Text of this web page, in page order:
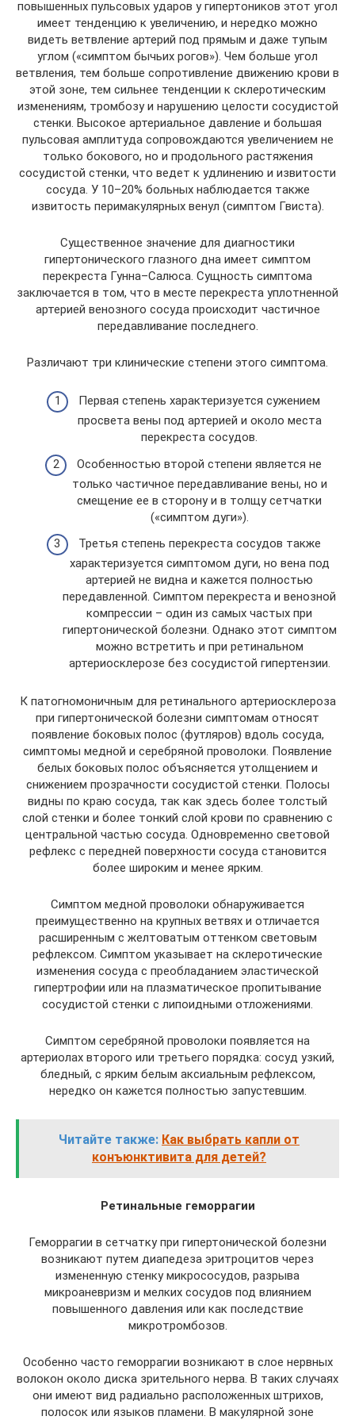
повышенных пульсовых ударов у гипертоников этот угол
имеет тенденцию к увеличению, и нередко можно
видеть ветвление артерий под прямым и даже тупым
углом («симптом бычьих рогов»). Чем больше угол
ветвления, тем больше сопротивление движению крови в
этой зоне, тем сильнее тенденции к склеротическим
изменениям, тромбозу и нарушению целости сосудистой
стенки. Высокое артериальное давление и большая
пульсовая амплитуда сопровождаются увеличением не
только бокового, но и продольного растяжения
сосудистой стенки, что ведет к удлинению и извитости
сосуда. У 10–20% больных наблюдается также
извитость перимакулярных венул (симптом Гвиста).
Существенное значение для диагностики
гипертонического глазного дна имеет симптом
перекреста Гунна–Салюса. Сущность симптома
заключается в том, что в месте перекреста уплотненной
артерией венозного сосуда происходит частичное
передавливание последнего.
Различают три клинические степени этого симптома.
Первая степень характеризуется сужением
просвета вены под артерией и около места
перекреста сосудов.
Особенностью второй степени является не
только частичное передавливание вены, но и
смещение ее в сторону и в толщу сетчатки
(«симптом дуги»).
Третья степень перекреста сосудов также
характеризуется симптомом дуги, но вена под
артерией не видна и кажется полностью
передавленной. Симптом перекреста и венозной
компрессии – один из самых частых при
гипертонической болезни. Однако этот симптом
можно встретить и при ретинальном
артериосклерозе без сосудистой гипертензии.
К патогномоничным для ретинального артериосклероза
при гипертонической болезни симптомам относят
появление боковых полос (футляров) вдоль сосуда,
симптомы медной и серебряной проволоки. Появление
белых боковых полос объясняется утолщением и
снижением прозрачности сосудистой стенки. Полосы
видны по краю сосуда, так как здесь более толстый
слой стенки и более тонкий слой крови по сравнению с
центральной частью сосуда. Одновременно световой
рефлекс с передней поверхности сосуда становится
более широким и менее ярким.
Симптом медной проволоки обнаруживается
преимущественно на крупных ветвях и отличается
расширенным с желтоватым оттенком световым
рефлексом. Симптом указывает на склеротические
изменения сосуда с преобладанием эластической
гипертрофии или на плазматическое пропитывание
сосудистой стенки с липоидными отложениями.
Симптом серебряной проволоки появляется на
артериолах второго или третьего порядка: сосуд узкий,
бледный, с ярким белым аксиальным рефлексом,
нередко он кажется полностью запустевшим.
Читайте также: Как выбрать капли от
конъюнктивита для детей?
Ретинальные геморрагии
Геморрагии в сетчатку при гипертонической болезни
возникают путем диапедеза эритроцитов через
измененную стенку микрососудов, разрыва
микроаневризм и мелких сосудов под влиянием
повышенного давления или как последствие
микротромбозов.
Особенно часто геморрагии возникают в слое нервных
волокон около диска зрительного нерва. В таких случаях
они имеют вид радиально расположенных штрихов,
полосок или языков пламени. В макулярной зоне